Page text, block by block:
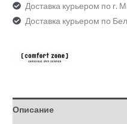
Доставка курьером по г.
Доставка курьером по
Описание